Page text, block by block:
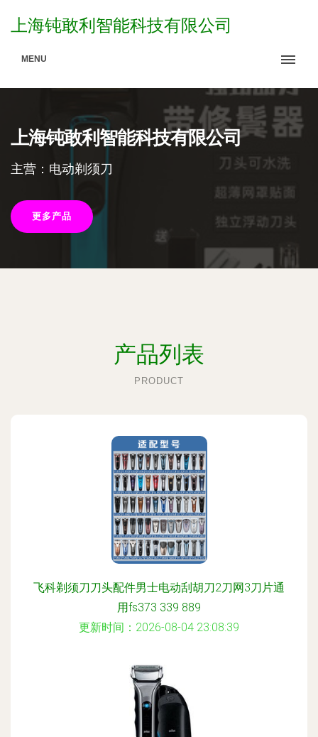
上海钝敢利智能科技有限公司
MENU
上海钝敢利智能科技有限公司
主营：电动剃须刀
更多产品
产品列表
PRODUCT
飞科剃须刀刀头配件男士电动刮胡刀2刀网3刀片通
用fs373 339 889
更新时间：2026-08-04 23:08:39